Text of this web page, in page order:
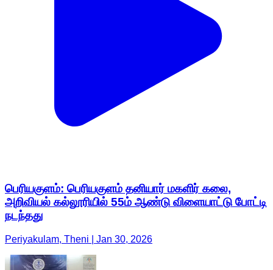
பெரியகுளம்: பெரியகுளம் தனியார் மகளிர் கலை,
அறிவியல் கல்லூரியில் 55ம் ஆண்டு விளையாட்டு போட்டி
நடந்தது
Periyakulam, Theni | Jan 30, 2026